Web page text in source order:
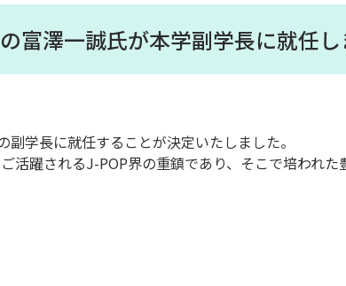
富澤一誠氏が本学副学長に就任
学長に就任することが決定いたしました。
活躍されるJ-POP界の重鎮であり、そこで培われ